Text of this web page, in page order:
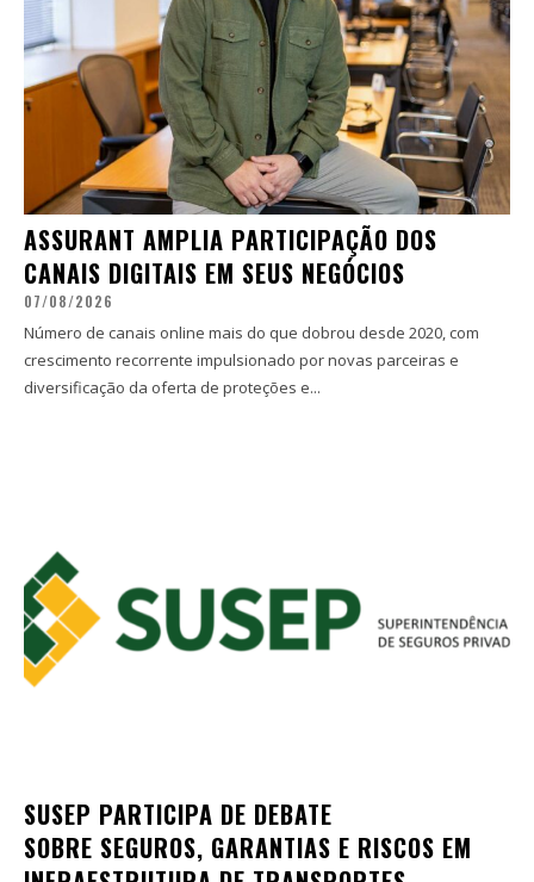
ASSURANT AMPLIA PARTICIPAÇÃO DOS
CANAIS DIGITAIS EM SEUS NEGÓCIOS
07/08/2026
Número de canais online mais do que dobrou desde 2020, com
crescimento recorrente impulsionado por novas parceiras e
diversificação da oferta de proteções e...
SUSEP PARTICIPA DE DEBATE
SOBRE SEGUROS, GARANTIAS E RISCOS EM